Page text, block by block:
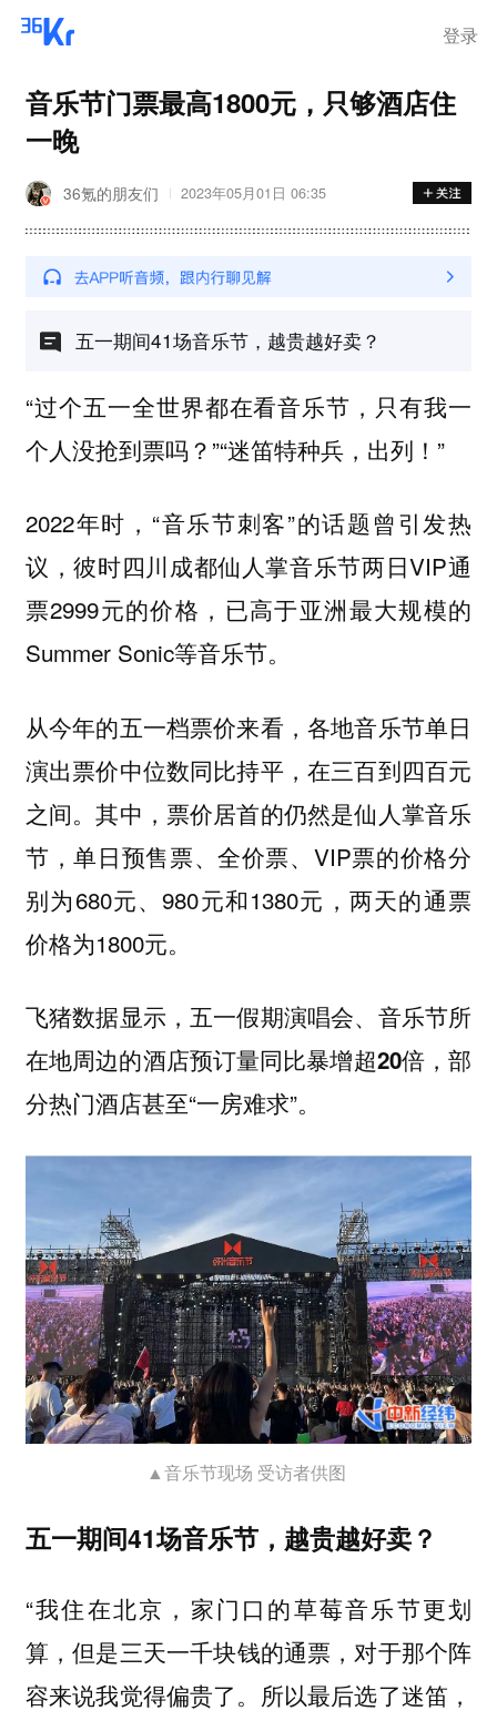
登录
音乐节门票最高1800元，只够酒店住
一晚
36氪的朋友们 2023年05月01日 06:35
五一期间41场音乐节，越贵越好卖？
“过个五一全世界都在看音乐节，只有我一
个人没抢到票吗？”“迷笛特种兵，出列！”
2022年时，“音乐节刺客”的话题曾引发热
议，彼时四川成都仙人掌音乐节两日VIP通
票2999元的价格，已高于亚洲最大规模的
Summer Sonic等音乐节。
从今年的五一档票价来看，各地音乐节单日
演出票价中位数同比持平，在三百到四百元
之间。其中，票价居首的仍然是仙人掌音乐
节，单日预售票、全价票、VIP票的价格分
别为680元、980元和1380元，两天的通票
价格为1800元。
飞猪数据显示，五一假期演唱会、音乐节所
在地周边的酒店预订量同比暴增超20倍，部
分热门酒店甚至“一房难求”。
▲音乐节现场 受访者供图
五一期间41场音乐节，越贵越好卖？
“我住在北京，家门口的草莓音乐节更划
算，但是三天一千块钱的通票，对于那个阵
容来说我觉得偏贵了。所以最后选了迷笛，